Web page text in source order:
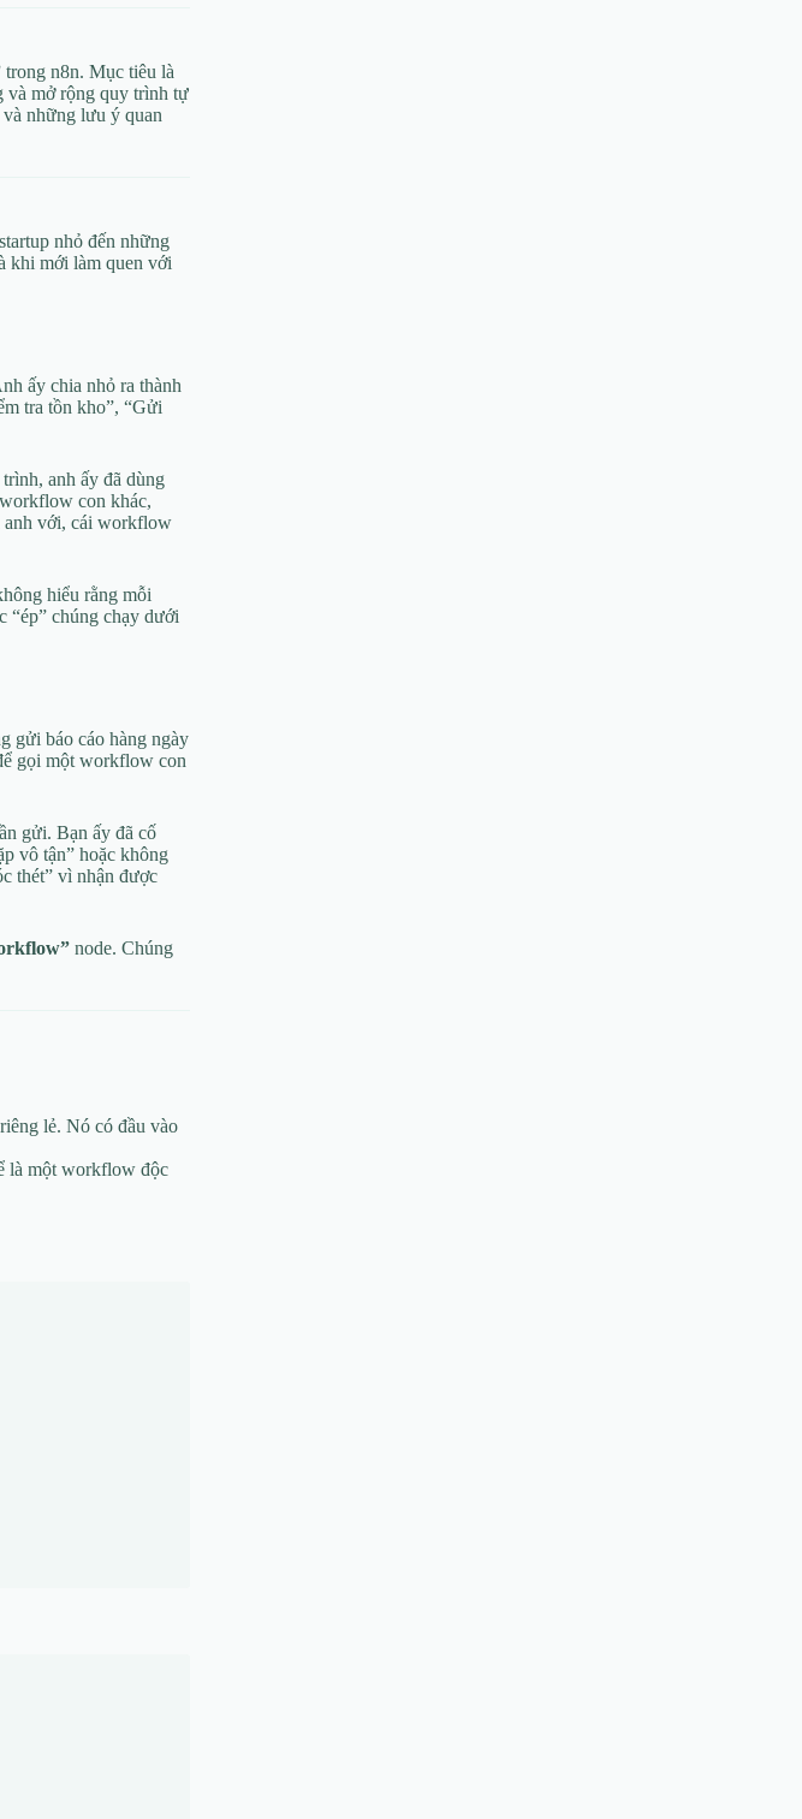
trong n8n. Mục tiêu là
và mở rộng quy trình tự
những lưu ý quan
nhỏ đến những
khi mới làm quen với
ấy chia nhỏ ra thành
tra tồn kho”, “Gửi
anh ấy đã dùng
con khác,
anh với, cái workflow
hiểu rằng mỗi
“ép” chúng chạy dưới
gửi báo cáo hàng ngày
gọi một workflow con
gửi. Bạn ấy đã cố
vô tận” hoặc không
thét” vì nhận được
node. Chúng
lẻ. Nó có đầu vào
là một workflow độc